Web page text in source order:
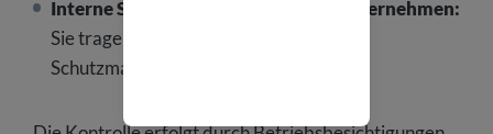
Interne Sicherheitsbeauftragte in Unternehmen:
Sie tragen zur Überwachung der
Schutzmaßnahmen im Betrieb bei.